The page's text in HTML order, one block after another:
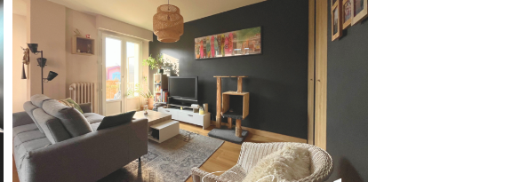
Acheter
Recrutement
Actualités